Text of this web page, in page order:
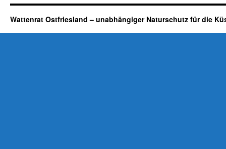
Wattenrat Ostfriesland – unabhängiger Naturschutz für die